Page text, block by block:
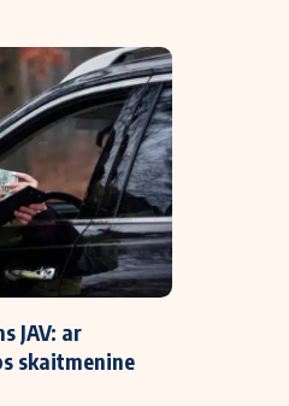
ūkis
JAV: ar
skaitmenine